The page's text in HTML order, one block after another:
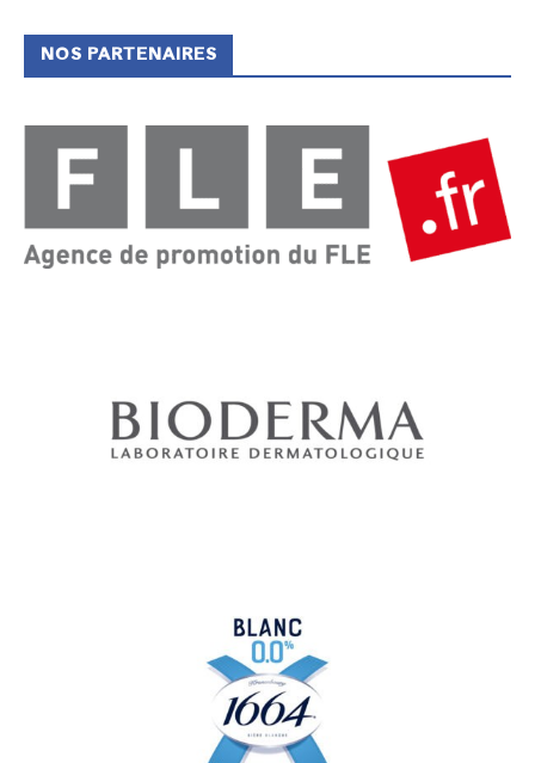
NOS PARTENAIRES